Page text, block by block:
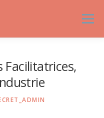
Menu
Facilitatrices,